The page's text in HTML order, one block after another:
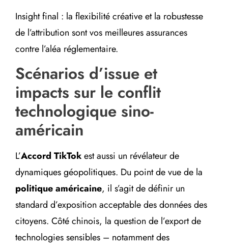
Insight final : la flexibilité créative et la robustesse
de l’attribution sont vos meilleures assurances
contre l’aléa réglementaire.
Scénarios d’issue et
impacts sur le conflit
technologique sino-
américain
L’Accord TikTokest aussi un révélateur de
dynamiques géopolitiques. Du point de vue de la
politique américaine, il s’agit de définir un
standard d’exposition acceptable des données des
citoyens. Côté chinois, la question de l’export de
technologies sensibles – notamment des